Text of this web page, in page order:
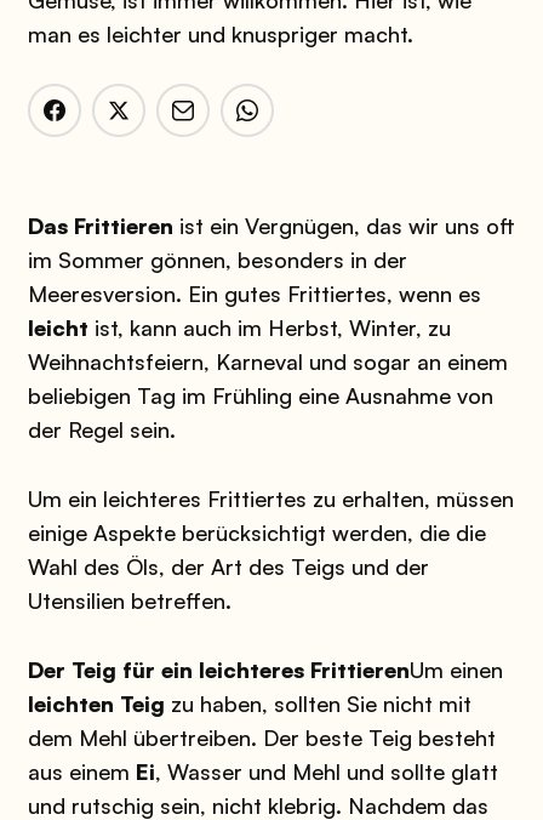
man es leichter und knuspriger macht.
Das Frittieren ist ein Vergnügen, das wir uns oft
im Sommer gönnen, besonders in der
Meeresversion. Ein gutes Frittiertes, wenn es
leicht ist, kann auch im Herbst, Winter, zu
Weihnachtsfeiern, Karneval und sogar an einem
beliebigen Tag im Frühling eine Ausnahme von
der Regel sein.
Um ein leichteres Frittiertes zu erhalten, müssen
einige Aspekte berücksichtigt werden, die die
Wahl des Öls, der Art des Teigs und der
Utensilien betreffen.
Der Teig für ein leichteres FrittierenUm einen
leichten Teig zu haben, sollten Sie nicht mit
dem Mehl übertreiben. Der beste Teig besteht
aus einem Ei, Wasser und Mehl und sollte glatt
und rutschig sein, nicht klebrig. Nachdem das